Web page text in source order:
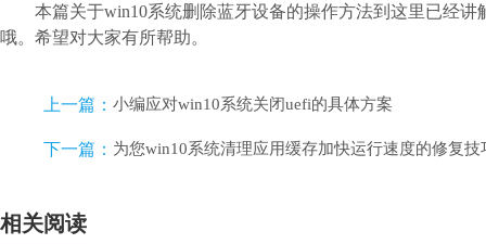
本篇关于win10系统删除蓝牙设备的操作方法到这里已经
哦。希望对大家有所帮助。
上一篇： 小编应对win10系统关闭uefi的具体方案
下一篇： 为您win10系统清理应用缓存加快运行速度的修复技
相关阅读